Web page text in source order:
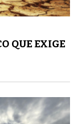
QUE EXIGE